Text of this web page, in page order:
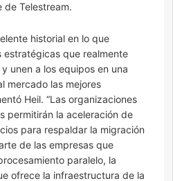
de Telestream.
historial en lo que
estratégicas que realmente
unen a los equipos en una
mercado las mejores
Heil. “Las organizaciones
permitirán la aceleración de
para respaldar la migración
de las empresas que
paralelo, la
ofrece la infraestructura de la